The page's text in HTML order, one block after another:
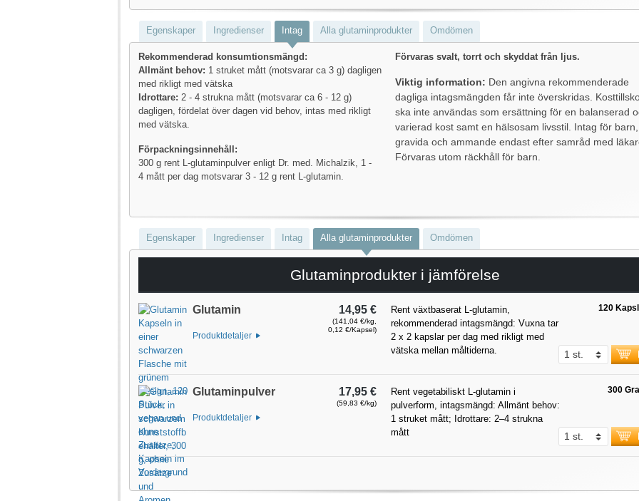
Egenskaper Ingredienser Intag Alla glutaminprodukter Omdömen
Rekommenderad konsumtionsmängd:
Allmänt behov: 1 struket mått (motsvarar ca 3 g) dagligen
med rikligt med vätska
Idrottare: 2 - 4 strukna mått (motsvarar ca 6 - 12 g)
dagligen, fördelat över dagen vid behov, intas med rikligt
med vätska.
Förpackningsinnehåll:
300 g rent L-glutaminpulver enligt Dr. med. Michalzik, 1 -
4 mått per dag motsvarar 3 - 12 g rent L-glutamin.
Förvaras svalt, torrt och skyddat från ljus.
Viktig information: Den angivna rekommenderade
dagliga intagsmängden får inte överskridas.
ska inte användas som ersättning för en balanserad
varierad kost samt en hälsosam livsstil. Intag för barn,
gravida och ammande endast efter samråd med
Förvaras utom räckhåll för barn.
Egenskaper Ingredienser Intag Alla glutaminprodukter Omdömen
Glutaminprodukter i jämförelse
Glutamin
Produktdetaljer
14,95 €
(141,04 €/kg,
0,12 €/Kapsel)
Rent växtbaserat L-glutamin,
rekommenderad intagsmängd: Vuxna tar
2 x 2 kapslar per dag med rikligt med
vätska mellan måltiderna.
120
Glutaminpulver
Produktdetaljer
17,95 €
(59,83 €/kg)
Rent vegetabiliskt L-glutamin i
pulverform, intagsmängd: Allmänt behov:
1 struket mått; Idrottare: 2–4 strukna
mått
300